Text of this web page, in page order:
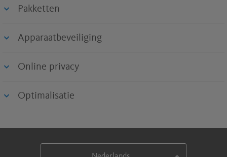
Pakketten
Apparaatbeveiliging
Online privacy
Optimalisatie